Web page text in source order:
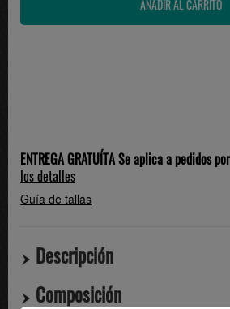
ENTREGA GRATUÍTA Se aplica a pedidos
los detalles
Guía de tallas
Descripción
Composición